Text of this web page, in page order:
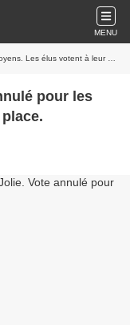
MENU
Les élus votent à leur place.
pour les